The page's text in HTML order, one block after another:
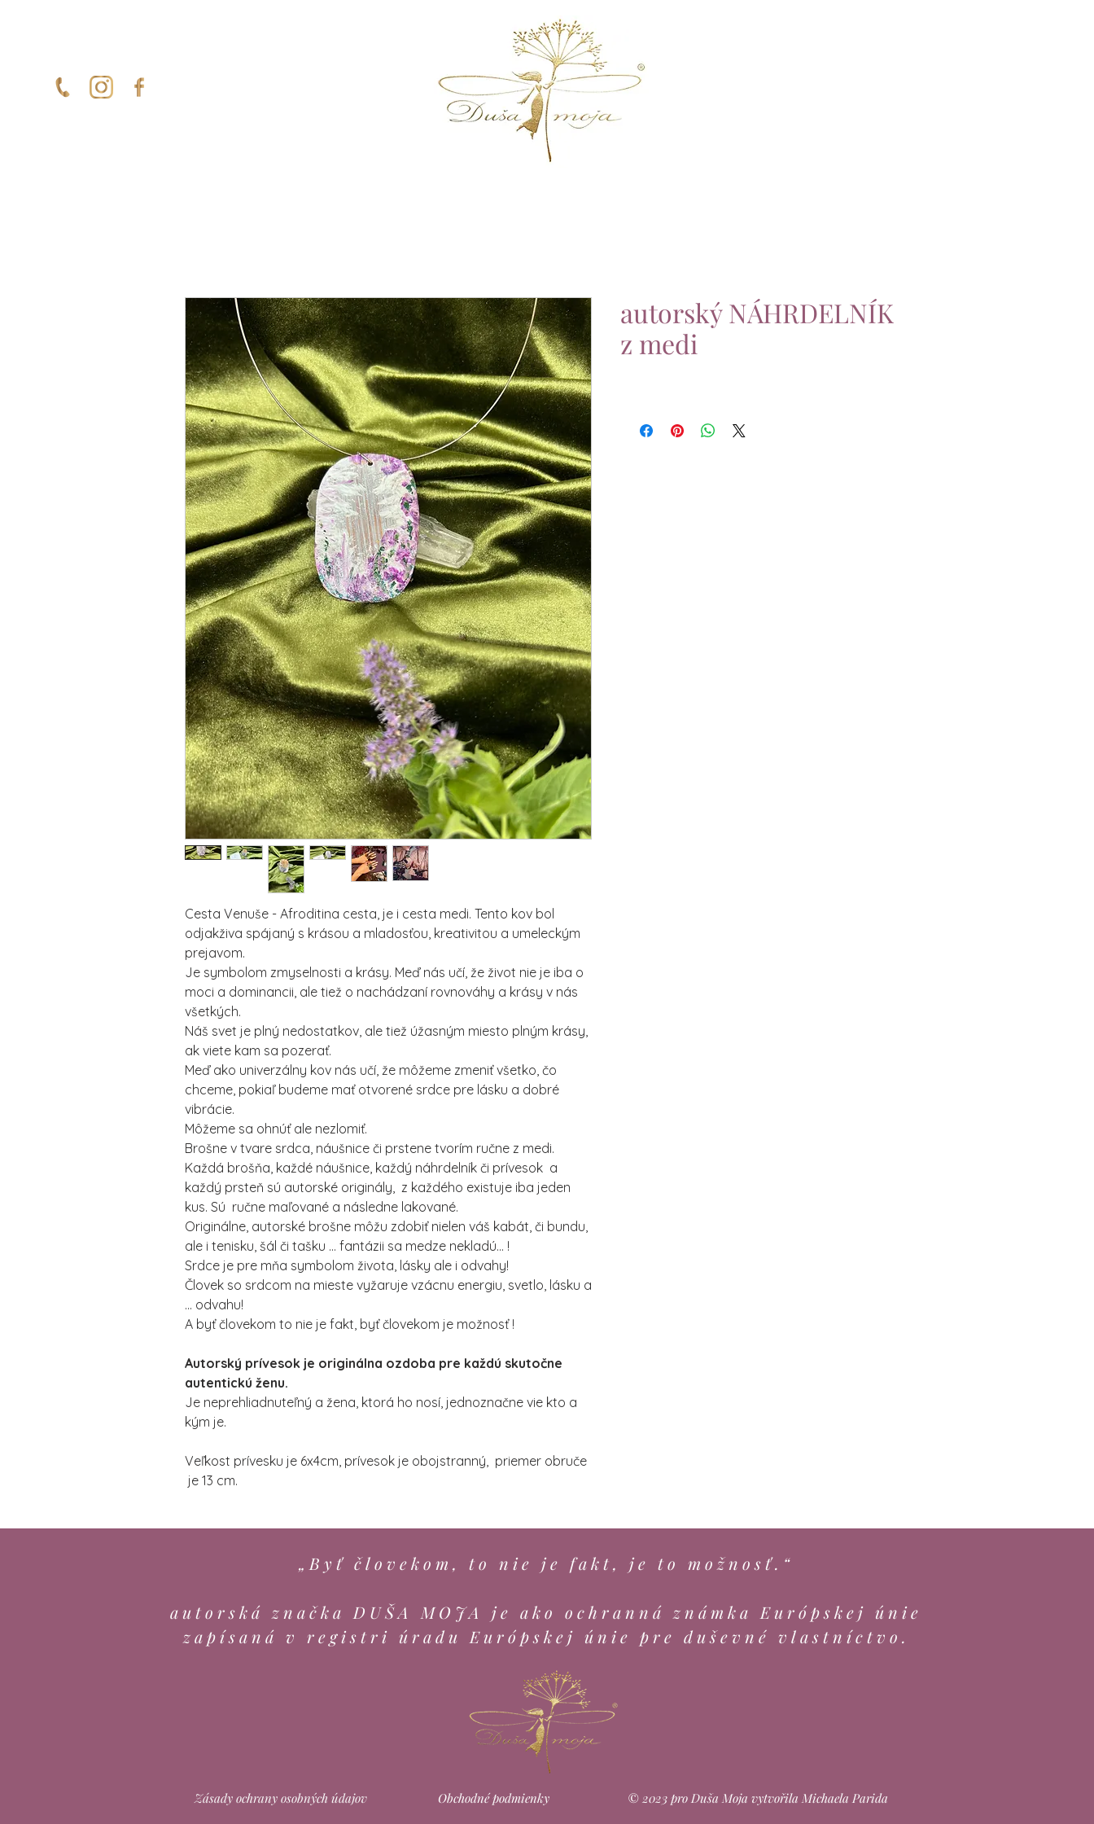
Cesta Venuše - Afroditina cesta, je i cesta medi. Tento kov bol
odjakživa spájaný s krásou a mladosťou, kreativitou a umeleckým
prejavom.
Je symbolom zmyselnosti a krásy. Meď nás učí, že život nie je iba o
moci a dominancii, ale tiež o nachádzaní rovnováhy a krásy v nás
všetkých.
Náš svet je plný nedostatkov, ale tiež úžasným miesto plným krásy,
ak viete kam sa pozerať.
Meď ako univerzálny kov nás učí, že môžeme zmeniť všetko, čo
chceme, pokiaľ budeme mať otvorené srdce pre lásku a dobré
vibrácie.
Môžeme sa ohnúť ale nezlomiť.
Brošne v tvare srdca, náušnice či prstene tvorím ručne z medi.
Každá brošňa, každé náušnice, každý náhrdelník či prívesok a
každý prsteň sú autorské originály, z každého existuje iba jeden
kus. Sú ručne maľované a následne lakované.
Originálne, autorské brošne môžu zdobiť nielen váš kabát, či bundu,
ale i tenisku, šál či tašku ... fantázii sa medze nekladú... !
Srdce je pre mňa symbolom života, lásky ale i odvahy!
Človek so srdcom na mieste vyžaruje vzácnu energiu, svetlo, lásku a
... odvahu!
A byť človekom to nie je fakt, byť človekom je možnosť !
Autorský prívesok je originálna ozdoba pre každú skutočne
autentickú ženu.
Je neprehliadnuteľný a žena, ktorá ho nosí, jednoznačne vie kto a
kým je.
Veľkost prívesku je 6x4cm, prívesok je obojstranný, priemer obruče
je 13 cm.
autorský NÁHRDELNÍK
z medi
„Byť človekom, to nie je fakt, je to možnosť.“
autorská značka DUŠA MOJA je ako ochranná známka Európskej únie
zapísaná v registri úradu Európskej únie pre duševné vlastníctvo.
Zásady ochrany osobných údajov Obchodné podmienky © 2023 pro Duša Moja vytvořila Michaela Parida